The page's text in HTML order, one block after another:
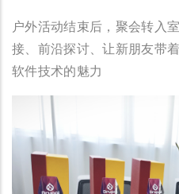
户外活动结束后，聚会转入
接、前沿探讨、让新朋友带
软件技术的魅力